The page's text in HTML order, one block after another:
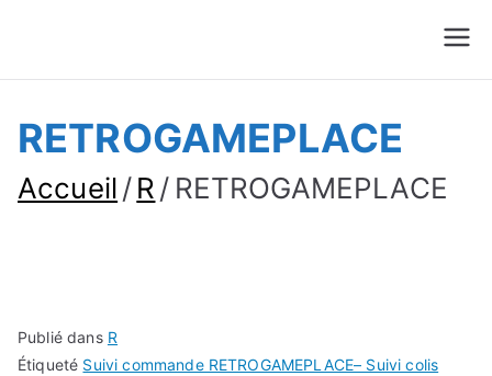
Suivre Colis - Suivre
Commande
RETROGAMEPLACE
Accueil R RETROGAMEPLACE
Publié dans R
Étiqueté Suivi commande RETROGAMEPLACE– Suivi colis